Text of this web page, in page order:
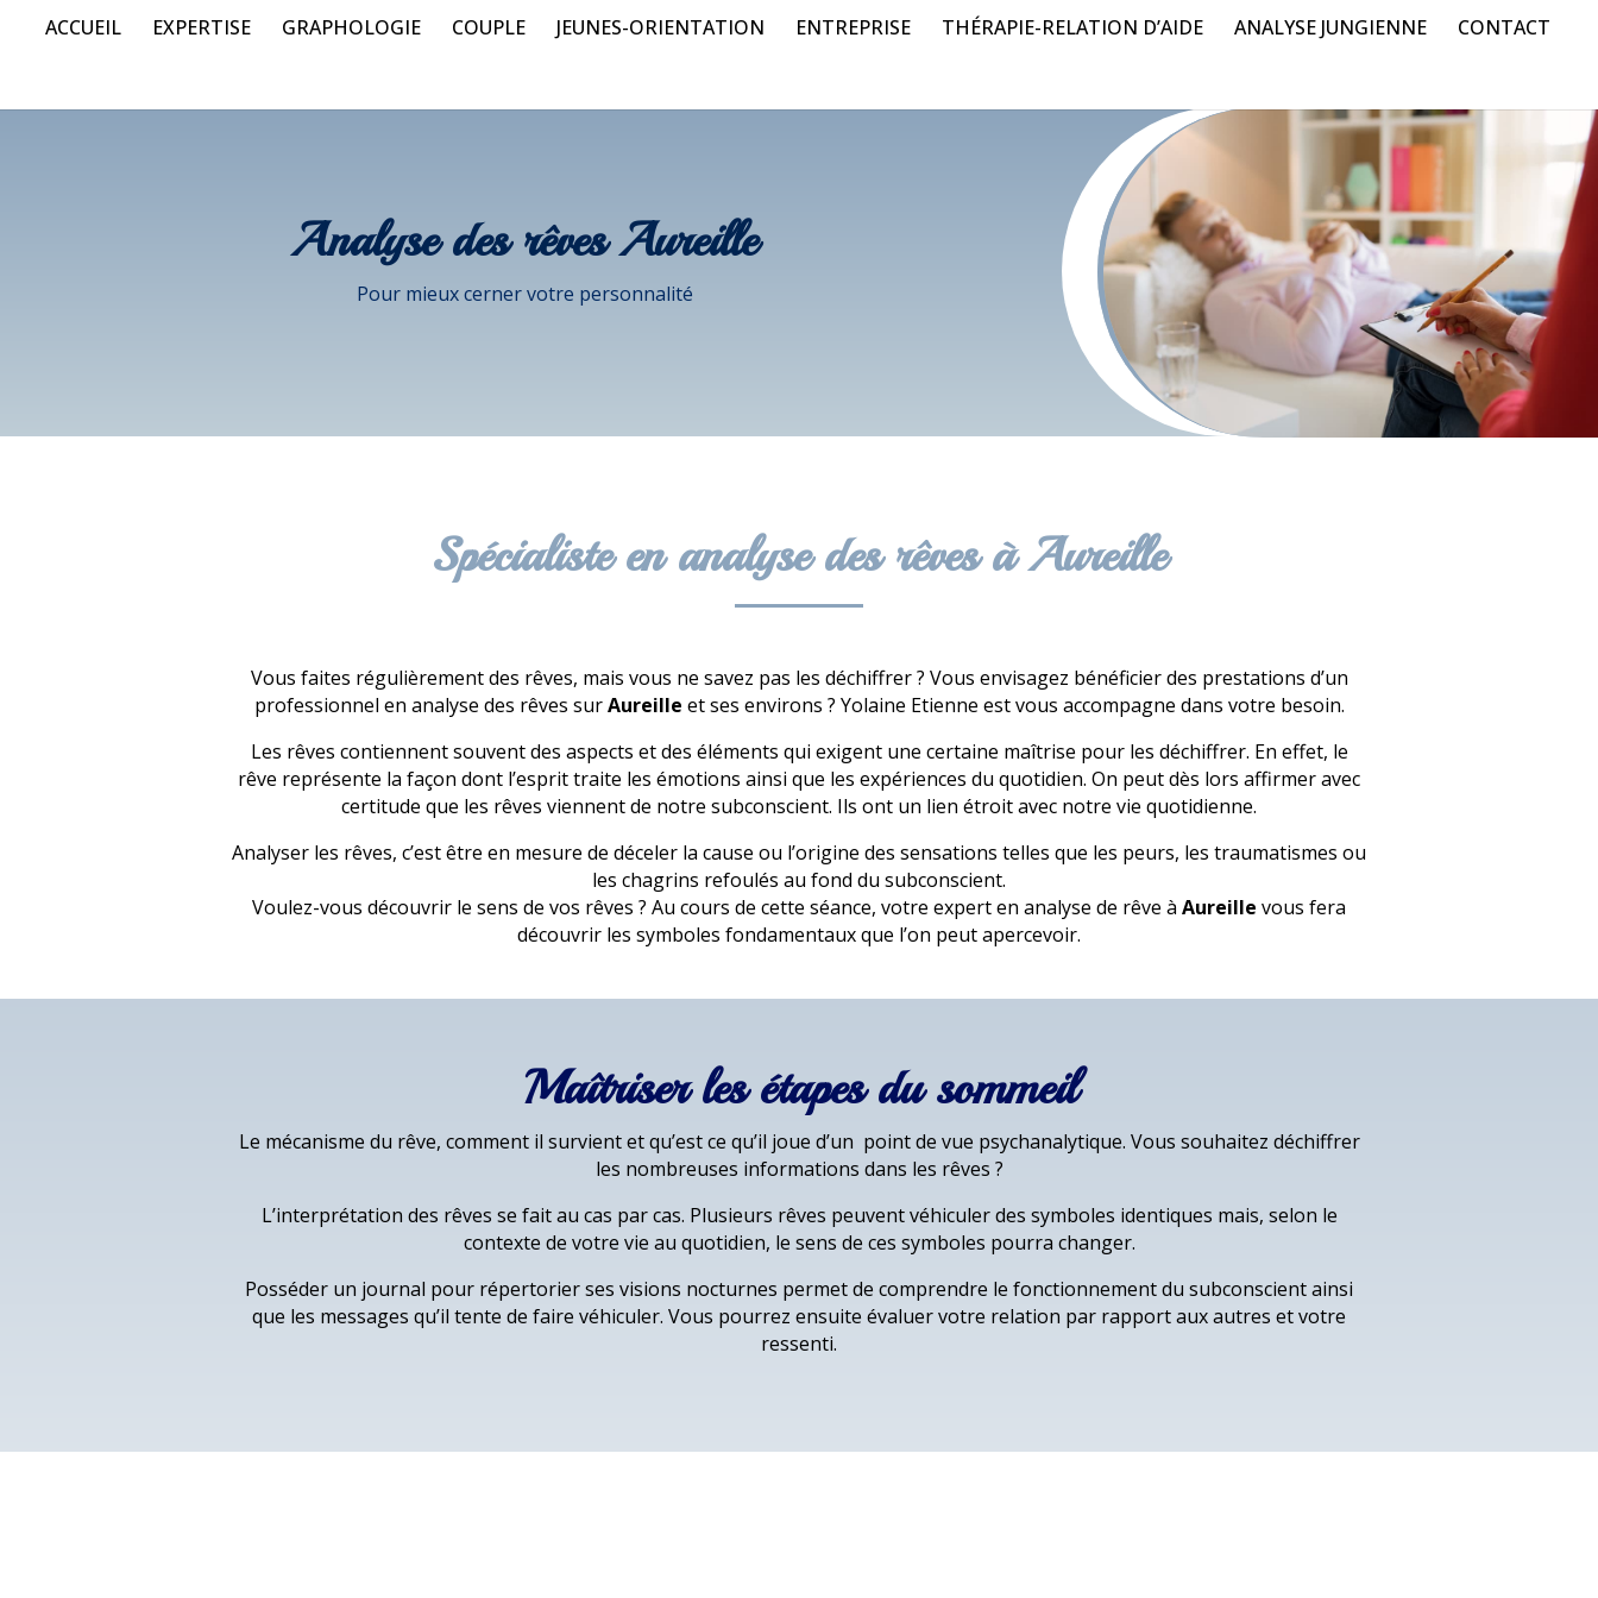
ACCUEIL EXPERTISE GRAPHOLOGIE COUPLE JEUNES-ORIENTATION ENTREPRISE THÉRAPIE-RELATION D’AIDE ANALYSE JUNGIENNE CONTACT
Analyse des rêves Aureille
Pour mieux cerner votre personnalité
Spécialiste en analyse des rêves à Aureille
Vous faites régulièrement des rêves, mais vous ne savez pas les déchiffrer ? Vous envisagez bénéficier des prestations d’un
professionnel en analyse des rêves surAureille et ses environs ? Yolaine Etienne est vous accompagne dans votre besoin.
Les rêves contiennent souvent des aspects et des éléments qui exigent une certaine maîtrise pour les déchiffrer. En effet, le
rêve représente la façon dont l’esprit traite les émotions ainsi que les expériences du quotidien. On peut dès lors affirmer avec
certitude que les rêves viennent de notre subconscient. Ils ont un lien étroit avec notre vie quotidienne.
Analyser les rêves, c’est être en mesure de déceler la cause ou l’origine des sensations telles que les peurs, les traumatismes ou
les chagrins refoulés au fond du subconscient.
Voulez-vous découvrir le sens de vos rêves ? Au cours de cette séance, votre expert en analyse de rêve à Aureille vous fera
découvrir les symboles fondamentaux que l’on peut apercevoir.
Maîtriser les étapes du sommeil
Le mécanisme du rêve, comment il survient et qu’est ce qu’il joue d’un point de vue psychanalytique. Vous souhaitez déchiffrer
les nombreuses informations dans les rêves ?
L’interprétation des rêves se fait au cas par cas. Plusieurs rêves peuvent véhiculer des symboles identiques mais, selon le
contexte de votre vie au quotidien, le sens de ces symboles pourra changer.
Posséder un journal pour répertorier ses visions nocturnes permet de comprendre le fonctionnement du subconscient ainsi
que les messages qu’il tente de faire véhiculer. Vous pourrez ensuite évaluer votre relation par rapport aux autres et votre
ressenti.